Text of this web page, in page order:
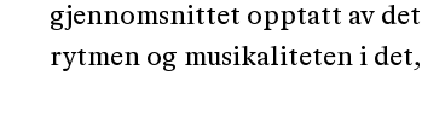
gjennomsnittet opptatt av
rytmen og musikaliteten i